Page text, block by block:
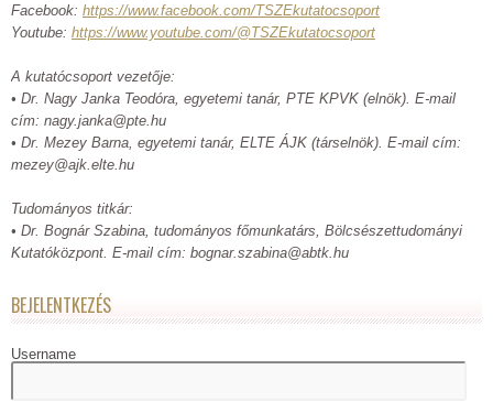
Facebook: https://www.facebook.com/TSZEkutatocsoport
Youtube: https://www.youtube.com/@TSZEkutatocsoport
A kutatócsoport vezetője:
• Dr. Nagy Janka Teodóra, egyetemi tanár, PTE KPVK (elnök). E-mail
cím: nagy.janka@pte.hu
• Dr. Mezey Barna, egyetemi tanár, ELTE ÁJK (társelnök). E-mail cím:
mezey@ajk.elte.hu
Tudományos titkár:
• Dr. Bognár Szabina, tudományos főmunkatárs, Bölcsészettudományi
Kutatóközpont. E-mail cím: bognar.szabina@abtk.hu
BEJELENTKEZÉS
Username